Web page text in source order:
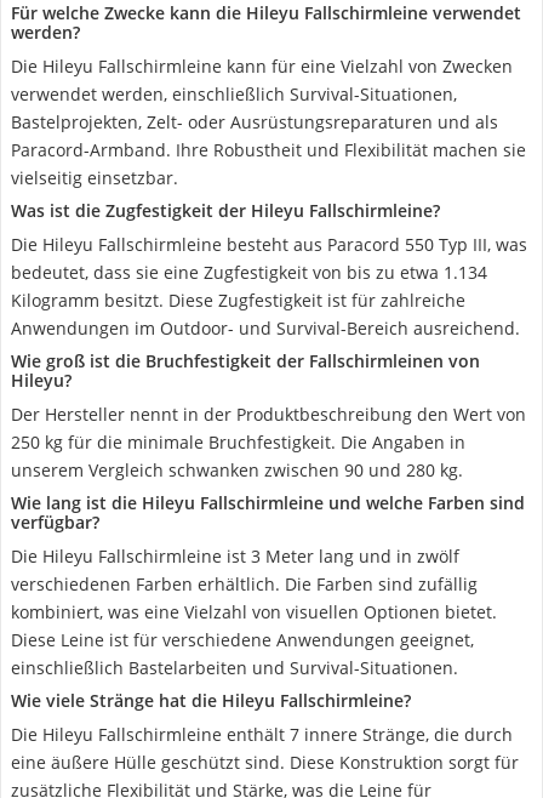
Für welche Zwecke kann die Hileyu Fallschirmleine verwendet
werden?
Die Hileyu Fallschirmleine kann für eine Vielzahl von Zwecken
verwendet werden, einschließlich Survival-Situationen,
Bastelprojekten, Zelt- oder Ausrüstungsreparaturen und als
Paracord-Armband. Ihre Robustheit und Flexibilität machen sie
vielseitig einsetzbar.
Was ist die Zugfestigkeit der Hileyu Fallschirmleine?
Die Hileyu Fallschirmleine besteht aus Paracord 550 Typ III, was
bedeutet, dass sie eine Zugfestigkeit von bis zu etwa 1.134
Kilogramm besitzt. Diese Zugfestigkeit ist für zahlreiche
Anwendungen im Outdoor- und Survival-Bereich ausreichend.
Wie groß ist die Bruchfestigkeit der Fallschirmleinen von
Hileyu?
Der Hersteller nennt in der Produktbeschreibung den Wert von
250 kg für die minimale Bruchfestigkeit. Die Angaben in
unserem Vergleich schwanken zwischen 90 und 280 kg.
Wie lang ist die Hileyu Fallschirmleine und welche Farben sind
verfügbar?
Die Hileyu Fallschirmleine ist 3 Meter lang und in zwölf
verschiedenen Farben erhältlich. Die Farben sind zufällig
kombiniert, was eine Vielzahl von visuellen Optionen bietet.
Diese Leine ist für verschiedene Anwendungen geeignet,
einschließlich Bastelarbeiten und Survival-Situationen.
Wie viele Stränge hat die Hileyu Fallschirmleine?
Die Hileyu Fallschirmleine enthält 7 innere Stränge, die durch
eine äußere Hülle geschützt sind. Diese Konstruktion sorgt für
zusätzliche Flexibilität und Stärke, was die Leine für